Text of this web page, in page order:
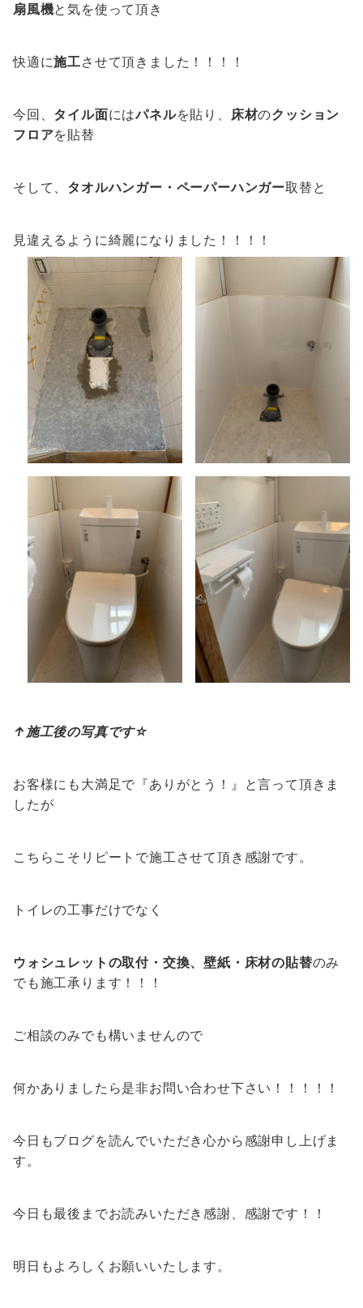
扇風機と気を使って頂き
快適に施工させて頂きました！！！！
今回、 タイル面にはパネルを貼り、 床材のクッション
フロアを貼替
そして、 タオルハンガー・ペーパーハンガー取替と
見違えるように綺麗になりました！！！！
↑施工後の写真です☆
お客様にも大満足で『ありがとう！』と言って頂きま
したが
こちらこそリピートで施工させて頂き感謝です。
トイレの工事だけでなく
ウォシュレットの取付・交換、壁紙・床材の貼替のみ
でも施工承ります！！！
ご相談のみでも構いませんので
何かありましたら是非お問い合わせ下さい！！！！！
今日もブログを読んでいただき心から感謝申し上げま
す。
今日も最後までお読みいただき感謝、感謝です！！
明日もよろしくお願いいたします。